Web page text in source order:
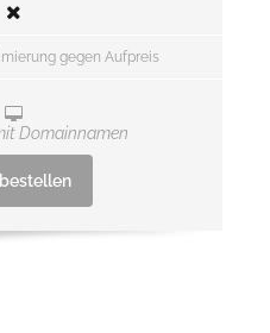
gegen Aufpreis
Domainnamen